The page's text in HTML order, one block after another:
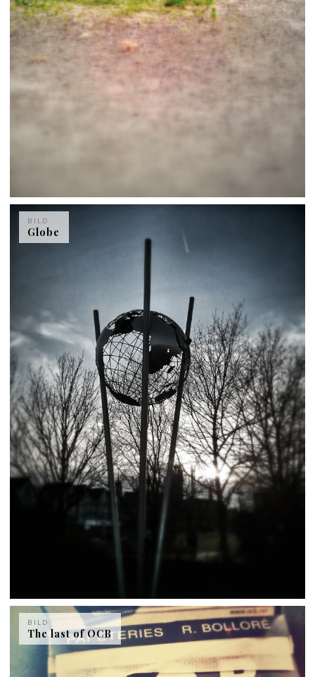
BILD
Globe
BILD
The last of OCB